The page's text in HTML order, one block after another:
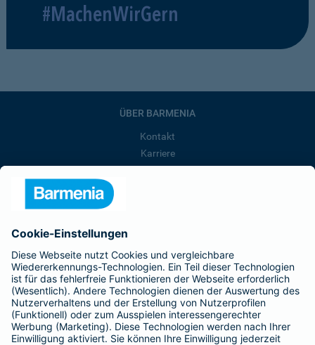
#MachenWirGern
ÜBER BARMENIA
Kontakt
Karriere
Barmenia ist Teil der BarmeniaGothaer
BELIEBTE SEITEN
Kranken-Zusatzversicherung
Tierversicherungen
Haftpflichtversicherung
Hausratversicherung